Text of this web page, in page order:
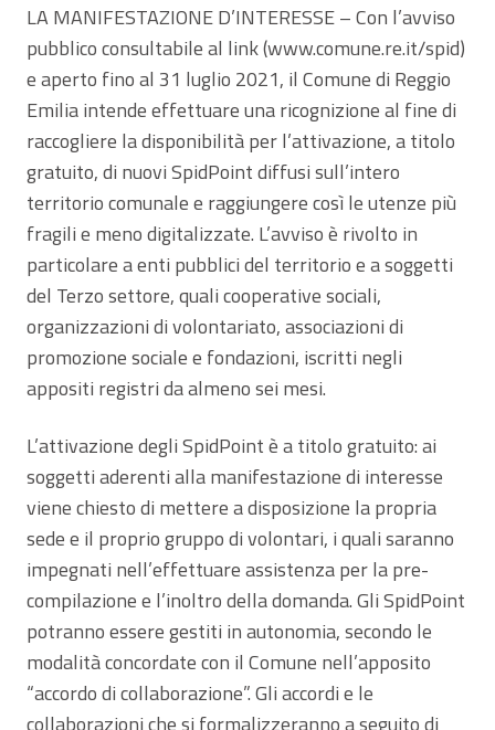
LA MANIFESTAZIONE D’INTERESSE – Con l’avviso
pubblico consultabile al link (www.comune.re.it/spid)
e aperto fino al 31 luglio 2021, il Comune di Reggio
Emilia intende effettuare una ricognizione al fine di
raccogliere la disponibilità per l’attivazione, a titolo
gratuito, di nuovi SpidPoint diffusi sull’intero
territorio comunale e raggiungere così le utenze più
fragili e meno digitalizzate. L’avviso è rivolto in
particolare a enti pubblici del territorio e a soggetti
del Terzo settore, quali cooperative sociali,
organizzazioni di volontariato, associazioni di
promozione sociale e fondazioni, iscritti negli
appositi registri da almeno sei mesi.
L’attivazione degli SpidPoint è a titolo gratuito: ai
soggetti aderenti alla manifestazione di interesse
viene chiesto di mettere a disposizione la propria
sede e il proprio gruppo di volontari, i quali saranno
impegnati nell’effettuare assistenza per la pre-
compilazione e l’inoltro della domanda. Gli SpidPoint
potranno essere gestiti in autonomia, secondo le
modalità concordate con il Comune nell’apposito
“accordo di collaborazione”. Gli accordi e le
collaborazioni che si formalizzeranno a seguito di